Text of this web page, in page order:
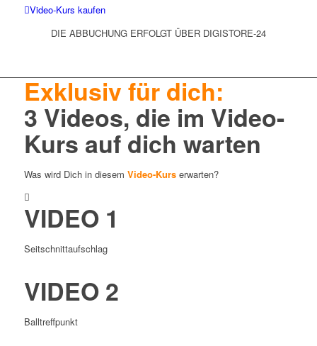
Video-Kurs kaufen
DIE ABBUCHUNG ERFOLGT ÜBER DIGISTORE-24
Exklusiv für dich:
3 Videos, die im Video-
Kurs auf dich warten
Was wird Dich in diesem Video-Kurserwarten?
VIDEO 1
Seitschnittaufschlag
VIDEO 2
Balltreffpunkt